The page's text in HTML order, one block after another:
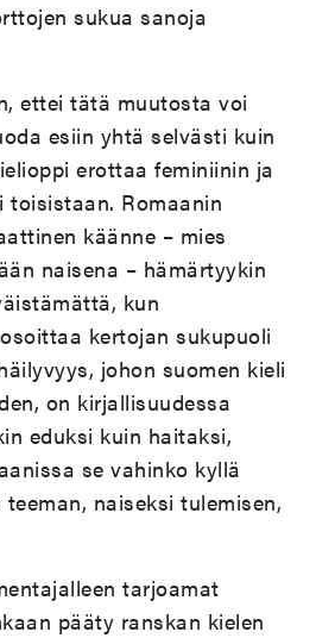
sukua sanoja
ettei tätä muutosta voi
esiin yhtä selvästi kuin
erottaa feminiinin ja
Romaanin
käänne – mies
naisena – hämärtyykin
kun
kertojan sukupuoli
johon suomen kieli
on kirjallisuudessa
eduksi kuin haitaksi,
se vahinko kyllä
naiseksi tulemisen,
tarjoamat
pääty ranskan kielen